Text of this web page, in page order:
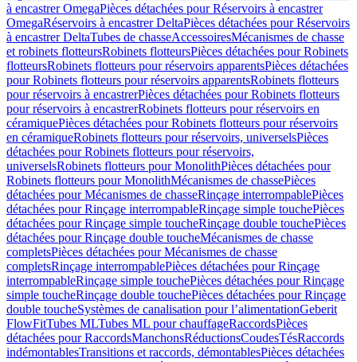
à encastrer OmegaPièces détachées pour Réservoirs à encastrer
OmegaRéservoirs à encastrer DeltaPièces détachées pour Réservoirs
à encastrer DeltaTubes de chasseAccessoiresMécanismes de chasse
et robinets flotteursRobinets flotteursPièces détachées pour Robinets
flotteursRobinets flotteurs pour réservoirs apparentsPièces détachées
pour Robinets flotteurs pour réservoirs apparentsRobinets flotteurs
pour réservoirs à encastrerPièces détachées pour Robinets flotteurs
pour réservoirs à encastrerRobinets flotteurs pour réservoirs en
céramiquePièces détachées pour Robinets flotteurs pour réservoirs
en céramiqueRobinets flotteurs pour réservoirs, universelsPièces
détachées pour Robinets flotteurs pour réservoirs,
universelsRobinets flotteurs pour MonolithPièces détachées pour
Robinets flotteurs pour MonolithMécanismes de chassePièces
détachées pour Mécanismes de chasseRinçage interrompablePièces
détachées pour Rinçage interrompableRinçage simple touchePièces
détachées pour Rinçage simple toucheRinçage double touchePièces
détachées pour Rinçage double toucheMécanismes de chasse
completsPièces détachées pour Mécanismes de chasse
completsRinçage interrompablePièces détachées pour Rinçage
interrompableRinçage simple touchePièces détachées pour Rinçage
simple toucheRinçage double touchePièces détachées pour Rinçage
double toucheSystèmes de canalisation pour l’alimentationGeberit
FlowFitTubes MLTubes ML pour chauffageRaccordsPièces
détachées pour RaccordsManchonsRéductionsCoudesTésRaccords
indémontablesTransitions et raccords, démontablesPièces détachées